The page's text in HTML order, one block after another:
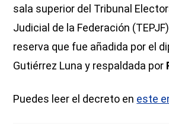
sala superior del Tribunal
Judicial de la Federación
reserva que fue añadida por el
Gutiérrez Luna y respaldada por
Puedes leer el decreto en este